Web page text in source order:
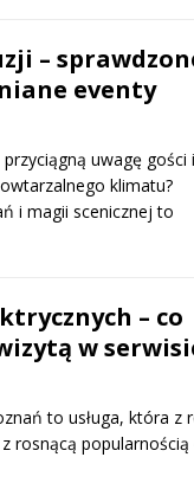
–
eventy
uwagę gości i
klimatu?
i magii scenicznej to
– co
w
to usługa, która z
rosnącą popularnością